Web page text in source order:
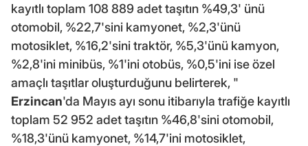
kayıtlı toplam 108 889 adet taşıtın %49,3' ünü
otomobil, %22,7'sini kamyonet, %2,3'ünü
motosiklet, %16,2'sini traktör, %5,3'ünü kamyon,
%2,8'ini minibüs, %1'ini otobüs, %0,5'ini ise özel
amaçlı taşıtlar oluşturduğunu belirterek, "
Erzincan'da Mayıs ayı sonu itibarıyla trafiğe kayıtlı
toplam 52 952 adet taşıtın %46,8'sini otomobil,
%18,3'ünü kamyonet, %14,7'ini motosiklet,